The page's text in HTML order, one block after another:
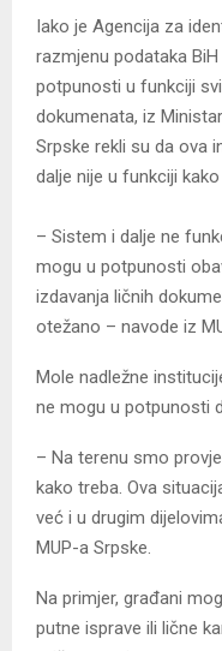
Iako je Agencija za
razmjenu podataka
potpunosti u funkciji
dokumenata, iz
Srpske rekli su da ova
dalje nije u funkciji
– Sistem i dalje ne
mogu u potpunosti
izdavanja ličnih
otežano – navode iz
Mole nadležne
ne mogu u potpunosti
– Na terenu smo
kako treba. Ova
već i u drugim
MUP-a Srpske.
Na primjer, građani
putne isprave ili lične